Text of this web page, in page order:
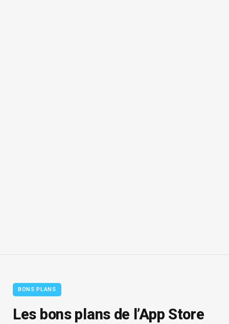
BONS PLANS
Les bons plans de l’App Store